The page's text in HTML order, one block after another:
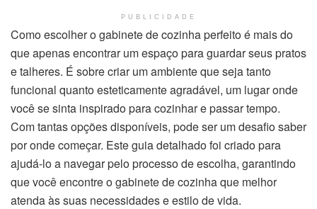
PUBLICIDADE
Como escolher o gabinete de cozinha perfeito é mais do
que apenas encontrar um espaço para guardar seus pratos
e talheres. É sobre criar um ambiente que seja tanto
funcional quanto esteticamente agradável, um lugar onde
você se sinta inspirado para cozinhar e passar tempo.
Com tantas opções disponíveis, pode ser um desafio saber
por onde começar. Este guia detalhado foi criado para
ajudá-lo a navegar pelo processo de escolha, garantindo
que você encontre o gabinete de cozinha que melhor
atenda às suas necessidades e estilo de vida.